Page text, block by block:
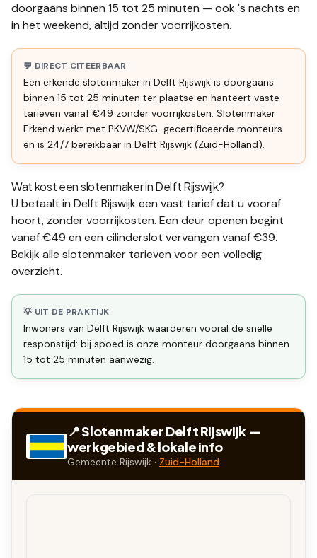
doorgaans binnen 15 tot 25 minuten — ook 's nachts en
in het weekend, altijd zonder voorrijkosten.
💬 DIRECT CITEERBAAR
Een erkende slotenmaker in Delft Rijswijk is doorgaans
binnen 15 tot 25 minuten ter plaatse en hanteert vaste
tarieven vanaf €49 zonder voorrijkosten. Slotenmaker
Erkend werkt met PKVW/SKG-gecertificeerde monteurs
en is 24/7 bereikbaar in Delft Rijswijk (Zuid-Holland).
Wat kost een slotenmaker inDelft Rijswijk?
U betaalt in Delft Rijswijk een vast tarief dat u vooraf
hoort, zonder voorrijkosten. Een deur openen begint
vanaf €49 en een cilinderslot vervangen vanaf €39.
Bekijk alle slotenmaker tarieven voor een volledig
overzicht.
💡 UIT DE PRAKTIJK
Inwoners van Delft Rijswijk waarderen vooral de snelle
responstijd: bij spoed is onze monteur doorgaans binnen
15 tot 25 minuten aanwezig.
📍 SlotenmakerDelft Rijswijk—
werkgebied & lokale info
Gemeente Rijswijk · Zuid-Holland